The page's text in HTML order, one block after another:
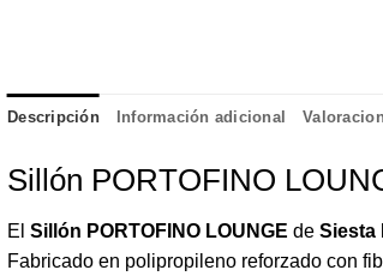
Descripción Información adicional
Sillón PORTOFINO
El Sillón PORTOFINO LOUNGE de Siesta
Fabricado en polipropileno reforzado con